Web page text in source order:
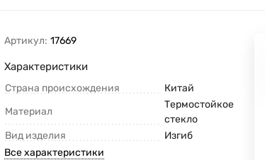
Артикул: 17669
Характеристики
Страна происхождения
Китай
Материал
Термостойкое
стекло
Вид изделия
Изгиб
Все характеристики